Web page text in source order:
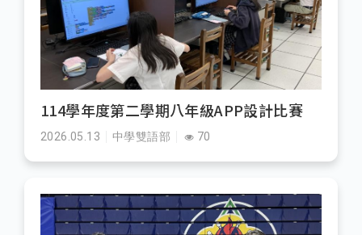
114學年度第二學期八年級APP設計比賽
2026.05.13 中學雙語部 70